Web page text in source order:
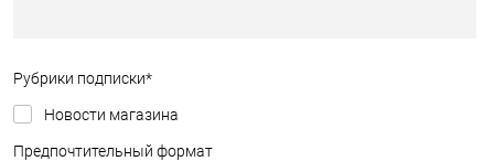
Рубрики подписки*
Новости магазина
Предпочтительный формат